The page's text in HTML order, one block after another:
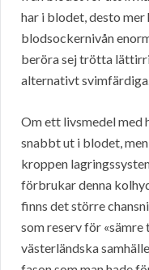
har i blodet, desto
blodsockernivån
beröra sej trötta
alternativt
Om ett livsmedel med
snabbt ut i blodet,
kroppen
förbrukar denna
finns det större
som reserv för
västerländska